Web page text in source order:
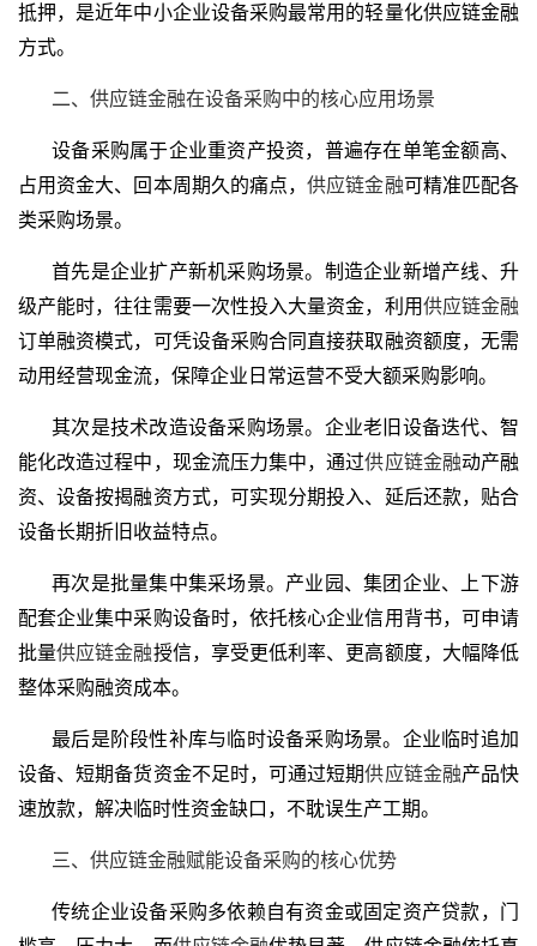
抵押，是近年中小企业设备采购最常用的轻量化供应链金融
方式。
二、供应链金融在设备采购中的核心应用场景
设备采购属于企业重资产投资，普遍存在单笔金额高、
占用资金大、回本周期久的痛点，供应链金融可精准匹配各
类采购场景。
首先是企业扩产新机采购场景。制造企业新增产线、升
级产能时，往往需要一次性投入大量资金，利用供应链金融
订单融资模式，可凭设备采购合同直接获取融资额度，无需
动用经营现金流，保障企业日常运营不受大额采购影响。
其次是技术改造设备采购场景。企业老旧设备迭代、智
能化改造过程中，现金流压力集中，通过供应链金融动产融
资、设备按揭融资方式，可实现分期投入、延后还款，贴合
设备长期折旧收益特点。
再次是批量集中集采场景。产业园、集团企业、上下游
配套企业集中采购设备时，依托核心企业信用背书，可申请
批量供应链金融授信，享受更低利率、更高额度，大幅降低
整体采购融资成本。
最后是阶段性补库与临时设备采购场景。企业临时追加
设备、短期备货资金不足时，可通过短期供应链金融产品快
速放款，解决临时性资金缺口，不耽误生产工期。
三、供应链金融赋能设备采购的核心优势
传统企业设备采购多依赖自有资金或固定资产贷款，门